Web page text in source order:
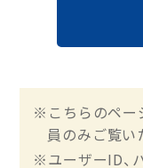
※こちらのペー
員のみご覧い
※ユーザーID、